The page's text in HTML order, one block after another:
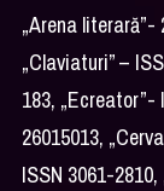
„Arena literară”-
„Claviaturi” –
183, „Ecreator”-
26015013,
ISSN 3061-